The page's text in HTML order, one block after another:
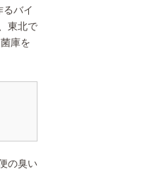
バイ
東北で
庫を
の臭い